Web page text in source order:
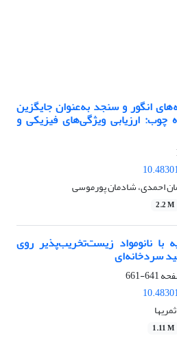
انگور و سنجد به‌عنوان جایگزین
چوب: ارزیابی ویژگی‌های فیزیکی و
احمدی، شادمان پورموسی
2.2 M
با نانومواد زیست‌تخریب‌پذیر روی
سردخانه‌ای
641-661
1.11 M